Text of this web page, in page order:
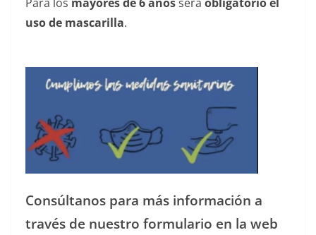
uso de mascarilla.
Consúltanos para más información a
través de nuestro formulario en la web